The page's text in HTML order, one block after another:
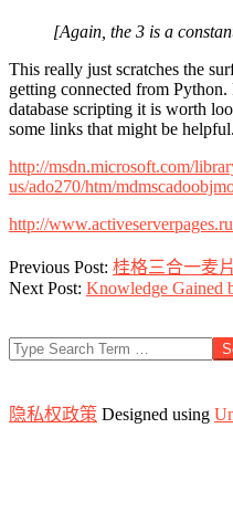
[Again, the 3 is a
This really just scratches the
getting connected from
database scripting it is worth
some links that might be helpful.
http://msdn.microsoft.com/
us/ado270/htm/
http://
2010-
11-
21
Previous Post: 桂格三合一麦片
Next Post: Knowledge Gained
Search
隐私权政策 Designed using